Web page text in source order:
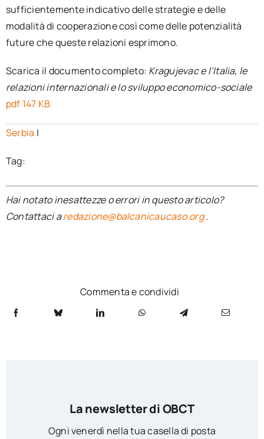
sufficientemente indicativo delle strategie e delle
modalità di cooperazione così come delle potenzialità
future che queste relazioni esprimono.
Scarica il documento completo: Kragujevac e l’Italia, le
relazioni internazionali e lo sviluppo economico-sociale
pdf 147 KB
Serbia |
Tag:
Hai notato inesattezze o errori in questo articolo?
Contattaci aredazione@balcanicaucaso.org.
Commenta e condividi
La newsletter di OBCT
Ogni venerdì nella tua casella di posta